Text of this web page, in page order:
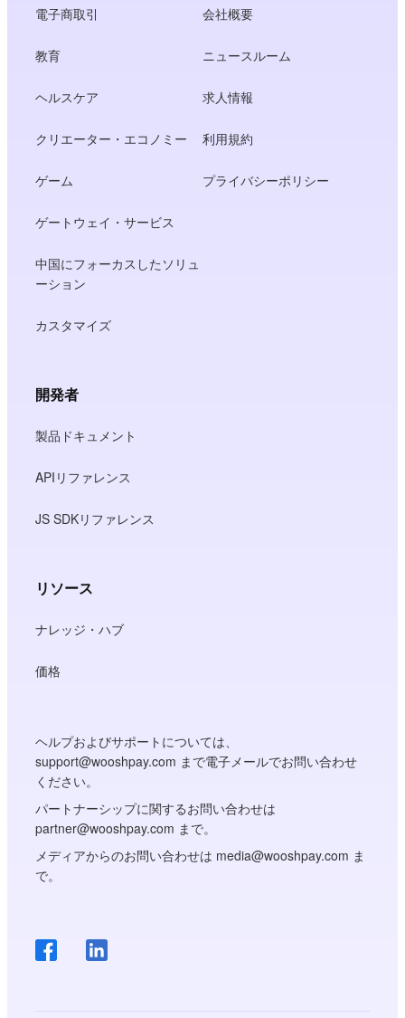
電子商取引
教育
ヘルスケア
クリエーター・エコノミー
ゲーム
ゲートウェイ・サービス
中国にフォーカスしたソリュ
ーション
カスタマイズ
会社概要
ニュースルーム
求人情報
利用規約
プライバシーポリシー
開発者
製品ドキュメント
APIリファレンス
JS SDKリファレンス
リソース
ナレッジ・ハブ
価格
ヘルプおよびサポートについては、
support@wooshpay.com まで電子メールでお問い合わせ
ください。
パートナーシップに関するお問い合わせは
partner@wooshpay.com まで。
メディアからのお問い合わせは media@wooshpay.com ま
で。